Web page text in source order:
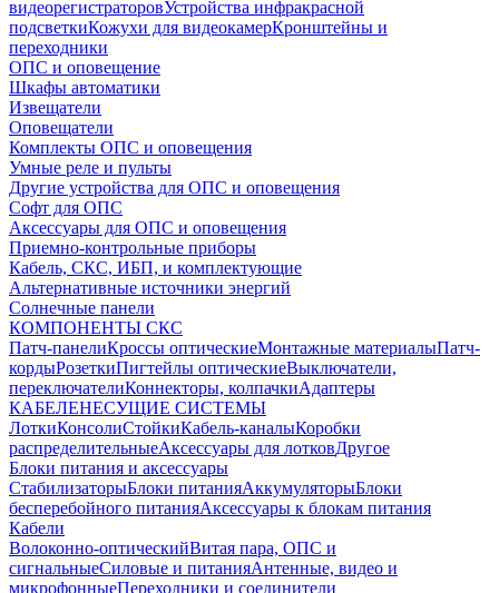
видеорегистраторовУстройства инфракрасной
подсветкиКожухи для видеокамерКронштейны и
переходники
ОПС и оповещение
Шкафы автоматики
Извещатели
Оповещатели
Комплекты ОПС и оповещения
Умные реле и пульты
Другие устройства для ОПС и оповещения
Софт для ОПС
Аксессуары для ОПС и оповещения
Приемно-контрольные приборы
Кабель, СКС, ИБП, и комплектующие
Альтернативные источники энергий
Солнечные панели
КОМПОНЕНТЫ СКС
Патч-панелиКроссы оптическиеМонтажные материалыПатч-
кордыРозеткиПигтейлы оптическиеВыключатели,
переключателиКоннекторы, колпачкиАдаптеры
КАБЕЛЕНЕСУЩИЕ СИСТЕМЫ
ЛоткиКонсолиСтойкиКабель-каналыКоробки
распределительныеАксессуары для лотковДругое
Блоки питания и аксессуары
СтабилизаторыБлоки питанияАккумуляторыБлоки
бесперебойного питанияАксессуары к блокам питания
Кабели
Волоконно-оптическийВитая пара, ОПС и
сигнальныеСиловые и питанияАнтенные, видео и
микрофонныеПереходники и соединители